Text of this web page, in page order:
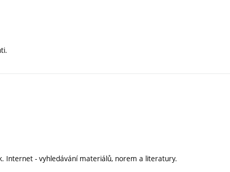
Internet - vyhledávání materiálů, norem a literatury.